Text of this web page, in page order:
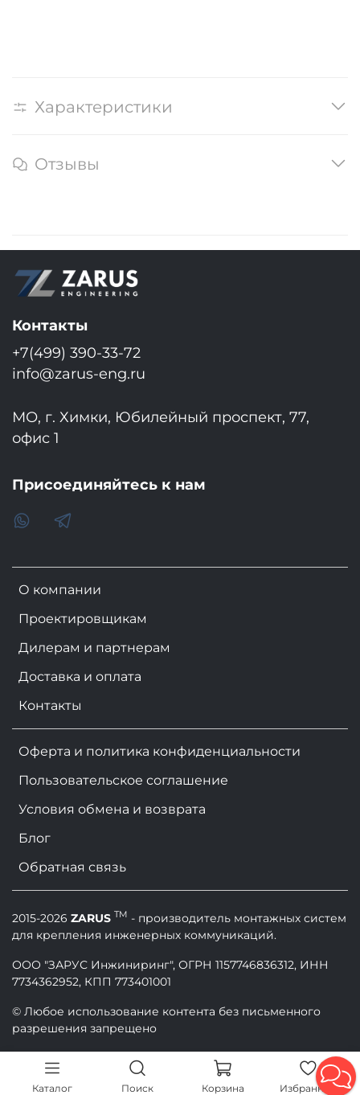
Характеристики
Отзывы
О компании
Проектировщикам
Дилерам и партнерам
Доставка и оплата
Контакты
Оферта и политика конфиденциальности
Пользовательское соглашение
Условия обмена и возврата
Блог
Обратная связь
Контакты
+7(499) 390-33-72
info@zarus-eng.ru
МО, г. Химки, Юбилейный проспект, 77,
офис 1
Присоединяйтесь к нам
2015-2026 ZARUS TM - производитель монтажных систем
для крепления инженерных коммуникаций.
ООО "ЗАРУС Инжиниринг", ОГРН 1157746836312, ИНН
7734362952, КПП 773401001
© Любое использование контента без письменного
разрешения запрещено
Каталог Поиск Корзина Избранное